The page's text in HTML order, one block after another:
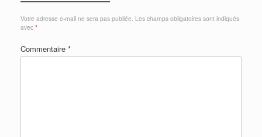
Votre adresse e-mail ne sera pas publiée. Les champs obligatoires sont indiqués
avec *
Commentaire *